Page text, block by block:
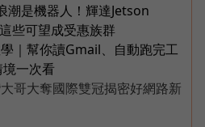
潮是機器人！輝達Jetson
些可望成受惠族群
｜幫你讀Gmail、自動跑完工
一次看
哥大奪國際雙冠揭密好網路新